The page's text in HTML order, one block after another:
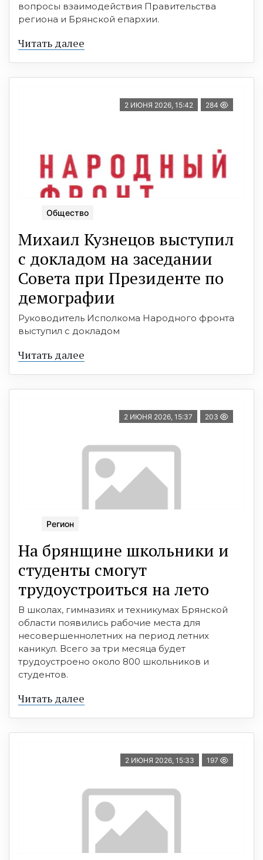
вопросы взаимодействия Правительства
региона и Брянской епархии.
Читать далее
2 ИЮНЯ 2026, 15:42 284
Общество
Михаил Кузнецов выступил
с докладом на заседании
Совета при Президенте по
демографии
Руководитель Исполкома Народного фронта
выступил с докладом
Читать далее
2 ИЮНЯ 2026, 15:37 203
Регион
На брянщине школьники и
студенты смогут
трудоустроиться на лето
В школах, гимназиях и техникумах Брянской
области появились рабочие места для
несовершеннолетних на период летних
каникул. Всего за три месяца будет
трудоустроено около 800 школьников и
студентов.
Читать далее
2 ИЮНЯ 2026, 15:33 197